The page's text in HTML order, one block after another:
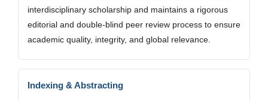
interdisciplinary scholarship and maintains a rigorous
editorial and double-blind peer review process to ensure
academic quality, integrity, and global relevance.
Indexing & Abstracting